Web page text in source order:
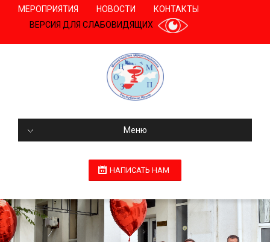
МЕРОПРИЯТИЯ НОВОСТИ
КОНТАКТЫ
ВЕРСИЯ ДЛЯ СЛАБОВИДЯЩИХ
Меню
НАПИСАТЬ НАМ